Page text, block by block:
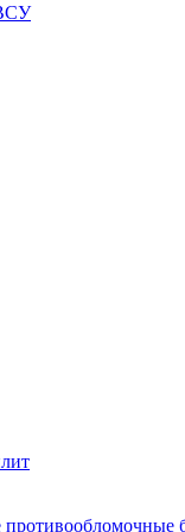
противообломочные